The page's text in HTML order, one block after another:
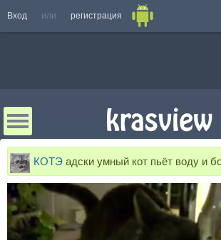
Вход или регистрация
КОТЭ адски умный кот пьёт воду и